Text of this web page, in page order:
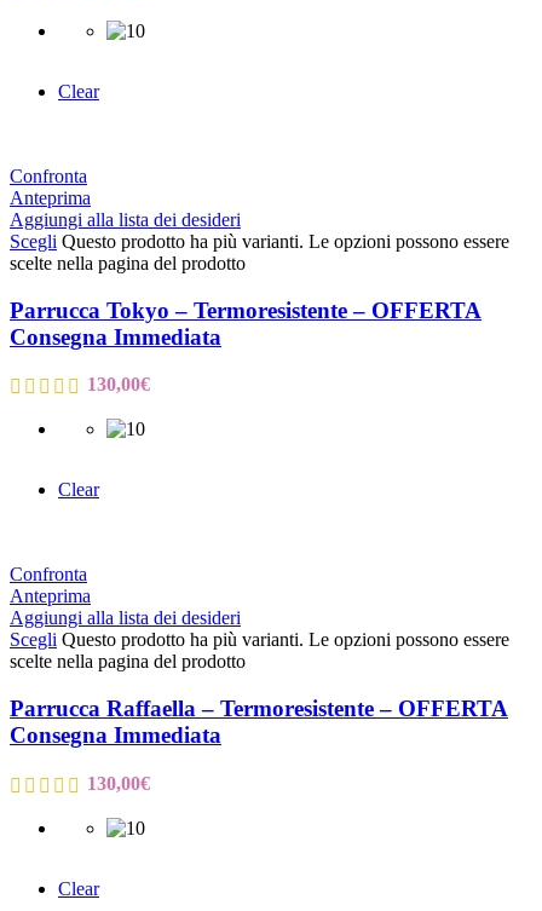
Clear
Confronta
Anteprima
Aggiungi alla lista dei desideri
Scegli Questo prodotto ha più varianti. Le opzioni possono essere
scelte nella pagina del prodotto
Parrucca Tokyo – Termoresistente – OFFERTA
Consegna Immediata
130,00€
Clear
Confronta
Anteprima
Aggiungi alla lista dei desideri
Scegli Questo prodotto ha più varianti. Le opzioni possono essere
scelte nella pagina del prodotto
Parrucca Raffaella – Termoresistente – OFFERTA
Consegna Immediata
130,00€
Clear